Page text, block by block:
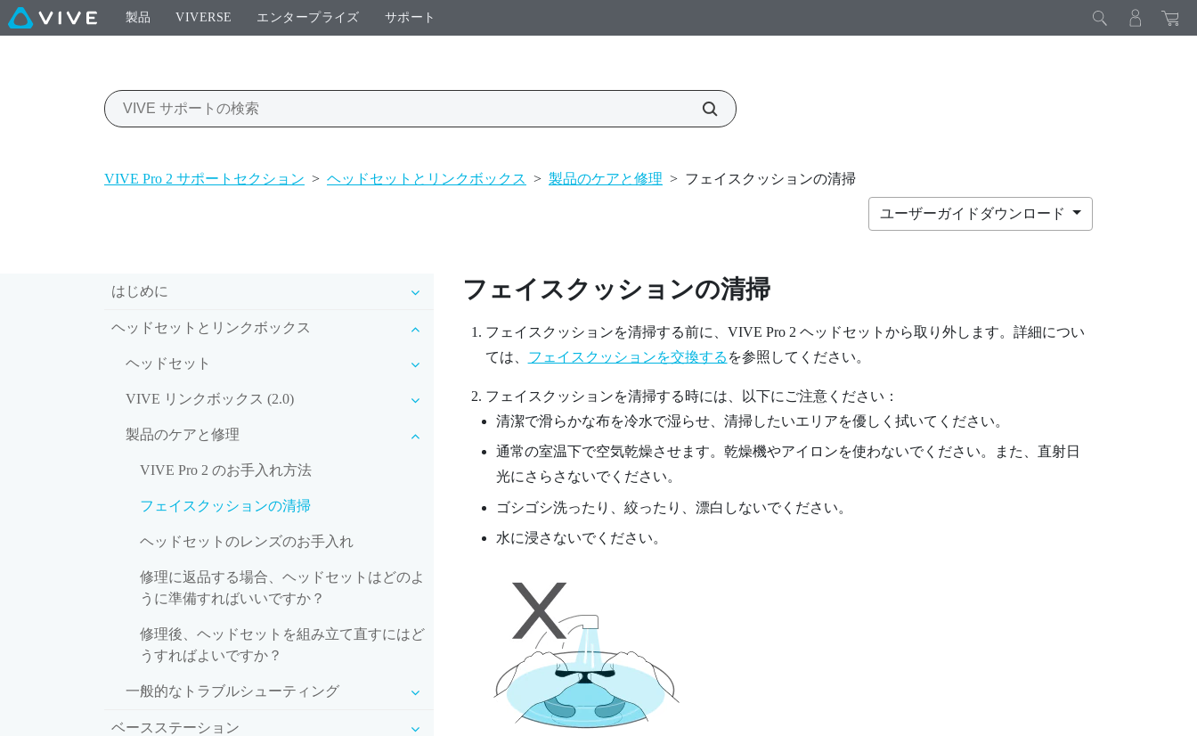
製品 VIVERSE エンタープライズ サポート
VIVE Pro 2 サポートセクション > ヘッドセットとリンクボックス > 製品のケアと修理 > フェイスクッションの清掃
ユーザーガイドダウンロード
はじめに
ヘッドセットとリンクボックス
ヘッドセット
VIVE リンクボックス (2.0)
製品のケアと修理
VIVE Pro 2 のお手入れ方法
フェイスクッションの清掃
ヘッドセットのレンズのお手入れ
修理に返品する場合、ヘッドセットはどのよ
うに準備すればいいですか？
修理後、ヘッドセットを組み立て直すにはど
うすればよいですか？
一般的なトラブルシューティング
ベースステーション
フェイスクッションの清掃
フェイスクッションを清掃する前に、 VIVE Pro 2 ヘッドセットから取り外します。詳細につい
ては、 フェイスクッションを交換する を参照してください。
フェイスクッションを清掃する時には、以下にご注意ください：
清潔で滑らかな布を冷水で湿らせ、清掃したいエリアを優しく拭いてください。
通常の室温下で空気乾燥させます。乾燥機やアイロンを使わないでください。また、直射日
光にさらさないでください。
ゴシゴシ洗ったり、絞ったり、漂白しないでください。
水に浸さないでください。